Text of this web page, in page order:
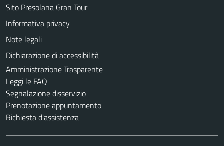
Sito Presolana Gran Tour
Informativa privacy
Note legali
Dichiarazione di accessibilità
Amministrazione Trasparente
Leggi le FAQ
Segnalazione disservizio
Prenotazione appuntamento
Richiesta d'assistenza